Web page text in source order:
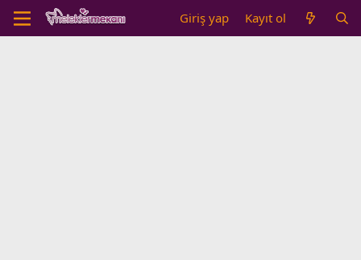
Giriş yap Kayıt ol